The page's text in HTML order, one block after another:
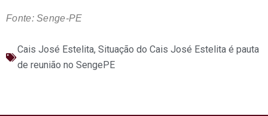
Fonte: Senge-PE
Cais José Estelita, Situação do Cais José Estelita é pauta
de reunião no SengePE